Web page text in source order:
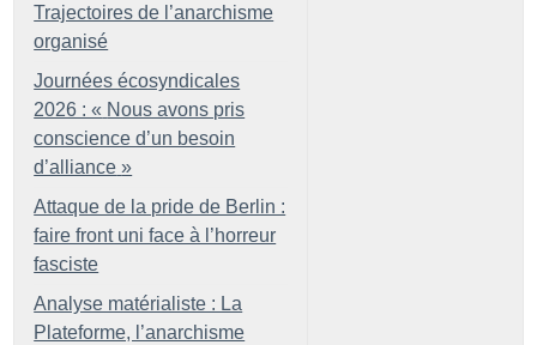
Trajectoires de l’anarchisme
organisé
Journées écosyndicales
2026 : « Nous avons pris
conscience d’un besoin
d’alliance »
Attaque de la pride de Berlin :
faire front uni face à l’horreur
fasciste
Analyse matérialiste : La
Plateforme, l’anarchisme